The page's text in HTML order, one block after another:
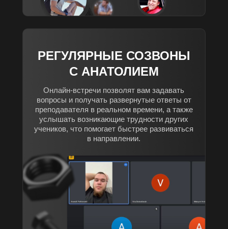
РЕГУЛЯРНЫЕ СОЗВОНЫ
С АНАТОЛИЕМ
Онлайн-встречи позволят вам задавать
вопросы и получать развернутые ответы от
преподавателя в реальном времени, а также
услышать возникающие трудности других
учеников, что помогает быстрее развиваться
в направлении.